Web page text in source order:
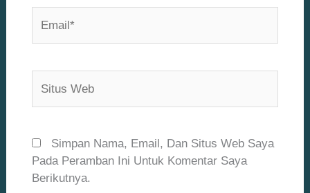
Web
Simpan Nama, Email, Dan Situs Web Saya
Pada Peramban Ini Untuk Komentar Saya
Berikutnya.